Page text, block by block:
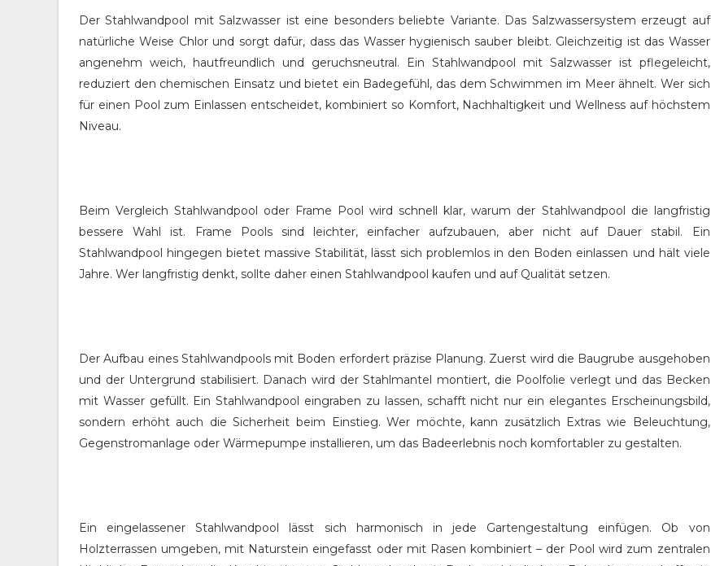
Der Stahlwandpool mit Salzwasser ist eine besonders beliebte Variante. Das Salzwassersystem erzeugt auf
natürliche Weise Chlor und sorgt dafür, dass das Wasser hygienisch sauber bleibt. Gleichzeitig ist das Wasser
angenehm weich, hautfreundlich und geruchsneutral. Ein Stahlwandpool mit Salzwasser ist pflegeleicht,
reduziert den chemischen Einsatz und bietet ein Badegefühl, das dem Schwimmen im Meer ähnelt. Wer sich
für einen Pool zum Einlassen entscheidet, kombiniert so Komfort, Nachhaltigkeit und Wellness auf höchstem
Niveau.
Beim Vergleich Stahlwandpool oder Frame Pool wird schnell klar, warum der Stahlwandpool die langfristig
bessere Wahl ist. Frame Pools sind leichter, einfacher aufzubauen, aber nicht auf Dauer stabil. Ein
Stahlwandpool hingegen bietet massive Stabilität, lässt sich problemlos in den Boden einlassen und hält viele
Jahre. Wer langfristig denkt, sollte daher einen Stahlwandpool kaufen und auf Qualität setzen.
Der Aufbau eines Stahlwandpools mit Boden erfordert präzise Planung. Zuerst wird die Baugrube ausgehoben
und der Untergrund stabilisiert. Danach wird der Stahlmantel montiert, die Poolfolie verlegt und das Becken
mit Wasser gefüllt. Ein Stahlwandpool eingraben zu lassen, schafft nicht nur ein elegantes Erscheinungsbild,
sondern erhöht auch die Sicherheit beim Einstieg. Wer möchte, kann zusätzlich Extras wie Beleuchtung,
Gegenstromanlage oder Wärmepumpe installieren, um das Badeerlebnis noch komfortabler zu gestalten.
Ein eingelassener Stahlwandpool lässt sich harmonisch in jede Gartengestaltung einfügen. Ob von
Holzterrassen umgeben, mit Naturstein eingefasst oder mit Rasen kombiniert – der Pool wird zum zentralen